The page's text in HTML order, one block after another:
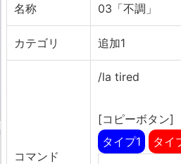
名称 03「不調」
カテゴリ 追加1
コマンド
/la tired
[コピーボタン]
タイプ1
タイ